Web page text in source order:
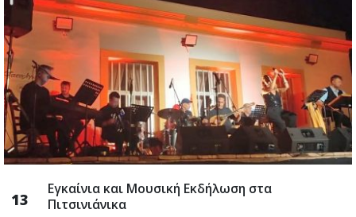
13
Εγκαίνια και Μουσική Εκδήλωση στα
Πιτσινιάνικα